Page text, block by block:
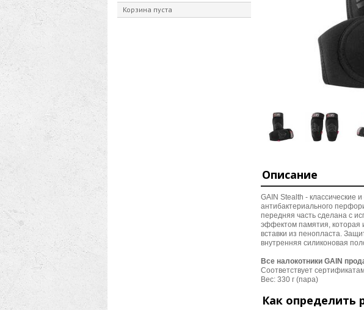
Корзина пуста
Описание
GAIN Stealth - классические
антибактериального
передняя часть сделана с
эффектом памятия, которая
вставки из пенопласта.
внутренняя силиконовая
Все налокотники GAIN
Соответствует
Вес: 330 г (пара)
Как определить